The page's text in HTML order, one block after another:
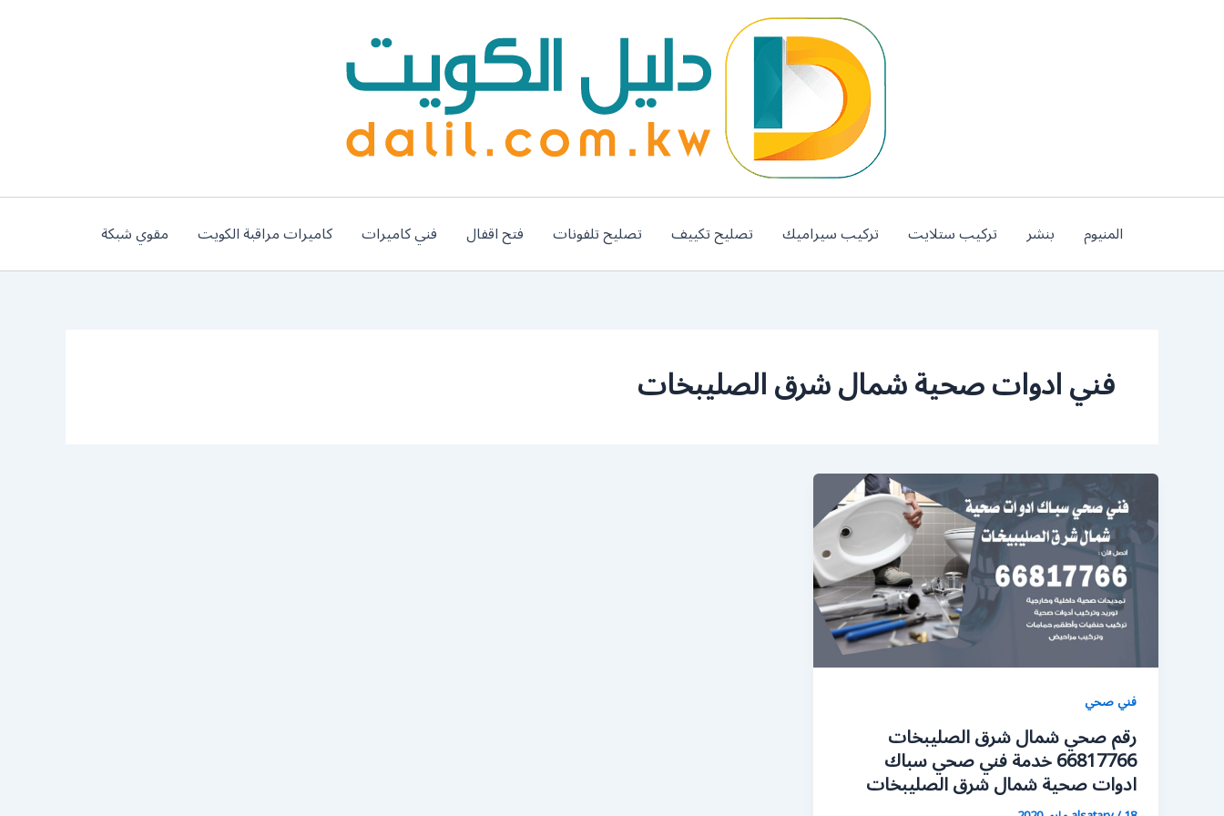
المنيوم بنشر تركيب ستلايت تركيب سيراميك تصليح تكييف تصليح تلفونات فتح اقفال فني كاميرات كاميرات مراقبة الكويت مقوي شبكة
فني ادوات صحية شمال شرق الصليبخات
فني صحي
رقم صحي شمال شرق الصليبخات
66817766 خدمة فني صحي سباك
ادوات صحية شمال شرق الصليبخات